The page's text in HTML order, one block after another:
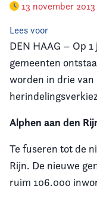
Opleiding
Kennis & Informatie
Vereniging
Contact
13 november 2013
Lees voor
DEN HAAG – Op
gemeenten
worden in drie van
Alphen aan den
Te fuseren tot de
Rijn. De nieuwe
ruim 106.000